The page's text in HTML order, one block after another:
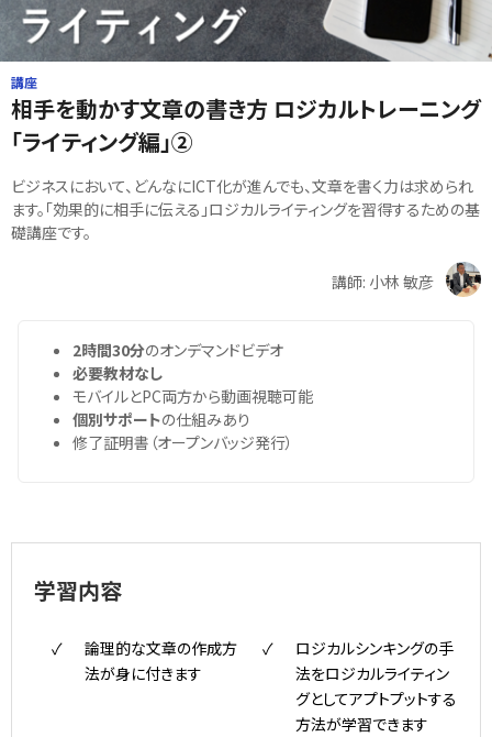
講座
相手を動かす文章の書き方 ロジカルトレーニング
「ライティング編」②
ビジネスにおいて、どんなにICT化が進んでも、文章を書く力は求められ
ます。「効果的に相手に伝える」ロジカルライティングを習得するための基
礎講座です。
講師: 小林 敏彦
2時間30分のオンデマンドビデオ
必要教材なし
モバイルとPC両方から動画視聴可能
個別サポートの仕組みあり
修了証明書（オープンバッジ発行）
学習内容
論理的な文章の作成方
法が身に付きます
ロジカルシンキングの手
法をロジカルライティン
グとしてアプトプットする
方法が学習できます